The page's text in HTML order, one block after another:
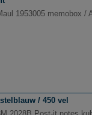
1953005 memobox /
/ 450 vel